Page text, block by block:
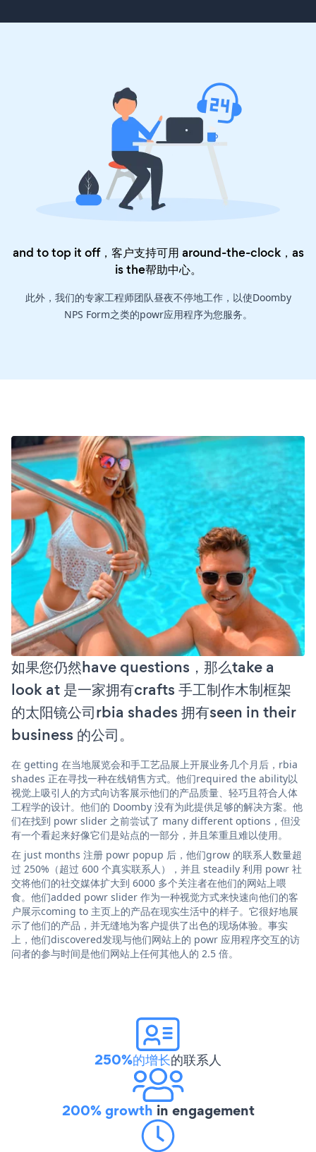
and to top it off，客户支持可用 around-the-clock，as
is the帮助中心。
此外，我们的专家工程师团队昼夜不停地工作，以使Doomby
NPS Form之类的powr应用程序为您服务。
如果您仍然have questions，那么take a
look at 是一家拥有crafts 手工制作木制框架
的太阳镜公司rbia shades 拥有seen in their
business 的公司。
在 getting 在当地展览会和手工艺品展上开展业务几个月后，rbia
shades 正在寻找一种在线销售方式。他们required the ability以
视觉上吸引人的方式向访客展示他们的产品质量、轻巧且符合人体
工程学的设计。他们的 Doomby 没有为此提供足够的解决方案。他
们在找到 powr slider 之前尝试了 many different options，但没
有一个看起来好像它们是站点的一部分，并且笨重且难以使用。
在 just months 注册 powr popup 后，他们grow 的联系人数量超
过 250%（超过 600 个真实联系人），并且 steadily 利用 powr 社
交将他们的社交媒体扩大到 6000 多个关注者在他们的网站上喂
食。他们added powr slider 作为一种视觉方式来快速向他们的客
户展示coming to 主页上的产品在现实生活中的样子。它很好地展
示了他们的产品，并无缝地为客户提供了出色的现场体验。事实
上，他们discovered发现与他们网站上的 powr 应用程序交互的访
问者的参与时间是他们网站上任何其他人的 2.5 倍。
250%的增长的联系人
200% growth in engagement